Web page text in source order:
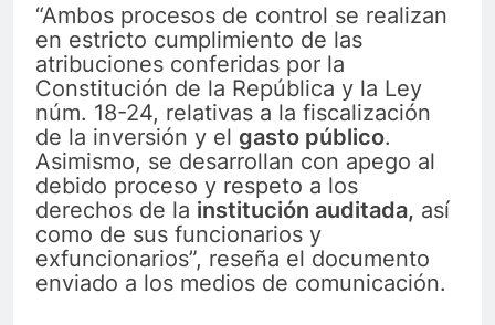
“Ambos procesos de control se realizan
en estricto cumplimiento de las
atribuciones conferidas por la
Constitución de la República y la Ley
núm. 18-24, relativas a la fiscalización
de la inversión y el gasto público.
Asimismo, se desarrollan con apego al
debido proceso y respeto a los
derechos de la institución auditada, así
como de sus funcionarios y
exfuncionarios”, reseña el documento
enviado a los medios de comunicación.